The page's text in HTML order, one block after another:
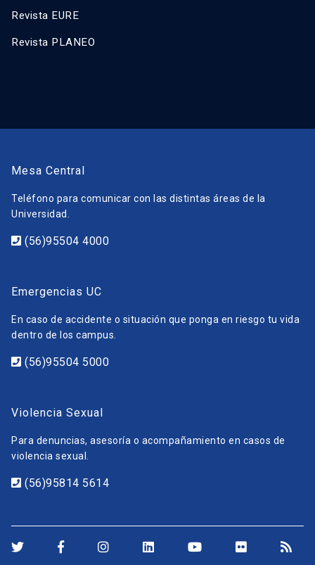
Revista EURE
Revista PLANEO
Mesa Central
Teléfono para comunicar con las distintas áreas de la
Universidad.
(56)95504 4000
Emergencias UC
En caso de accidente o situación que ponga en riesgo tu vida
dentro de los campus.
(56)95504 5000
Violencia Sexual
Para denuncias, asesoría o acompañamiento en casos de
violencia sexual.
(56)95814 5614